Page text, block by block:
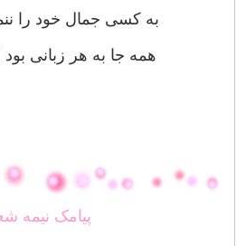
به کسی جمال خود را
همه جا به هر زبانی بود
پیامک نیمه